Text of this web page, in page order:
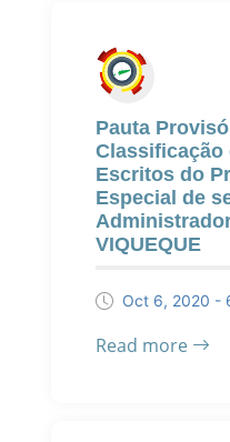
Pauta
Classificação
Escritos do
Especial de
VIQUEQUE
Oct 6, 2020 -
Read more